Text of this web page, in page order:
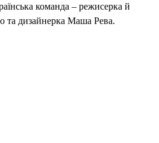
команда – режисерка й
та дизайнерка Маша Рева.